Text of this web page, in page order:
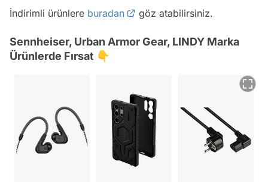
İndirimli ürünlere buradan göz atabilirsiniz.
Sennheiser, Urban Armor Gear, LINDY Marka
Ürünlerde Fırsat 👇